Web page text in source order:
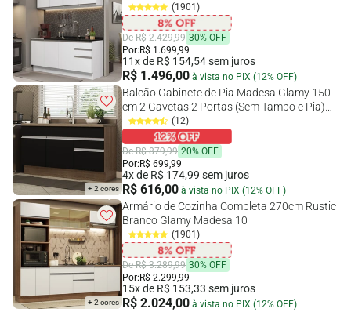
(1901)
De R$ 2.429,99 30% OFF
Por:R$ 1.699,99
11x de R$ 154,54 sem juros
R$ 1.496,00 à vista no PIX (12% OFF)
+ 2 cores
Balcão Gabinete de Pia Madesa Glamy 150
cm 2 Gavetas 2 Portas (Sem Tampo e Pia)
Rustic/Preto
(12)
De R$ 879,99 20% OFF
Por:R$ 699,99
4x de R$ 174,99 sem juros
R$ 616,00 à vista no PIX (12% OFF)
+ 2 cores
Armário de Cozinha Completa 270cm Rustic
Branco Glamy Madesa 10
(1901)
De R$ 3.289,99 30% OFF
Por:R$ 2.299,99
15x de R$ 153,33 sem juros
R$ 2.024,00 à vista no PIX (12% OFF)